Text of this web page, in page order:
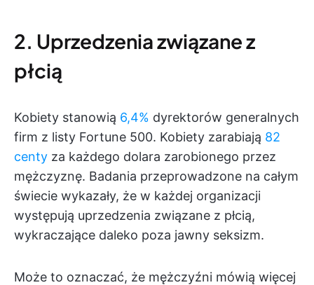
2. Uprzedzenia związane z
płcią
Kobiety stanowią 6,4% dyrektorów generalnych
firm z listy Fortune 500. Kobiety zarabiają 82
centy za każdego dolara zarobionego przez
mężczyznę. Badania przeprowadzone na całym
świecie wykazały, że w każdej organizacji
występują uprzedzenia związane z płcią,
wykraczające daleko poza jawny seksizm.
Może to oznaczać, że mężczyźni mówią więcej